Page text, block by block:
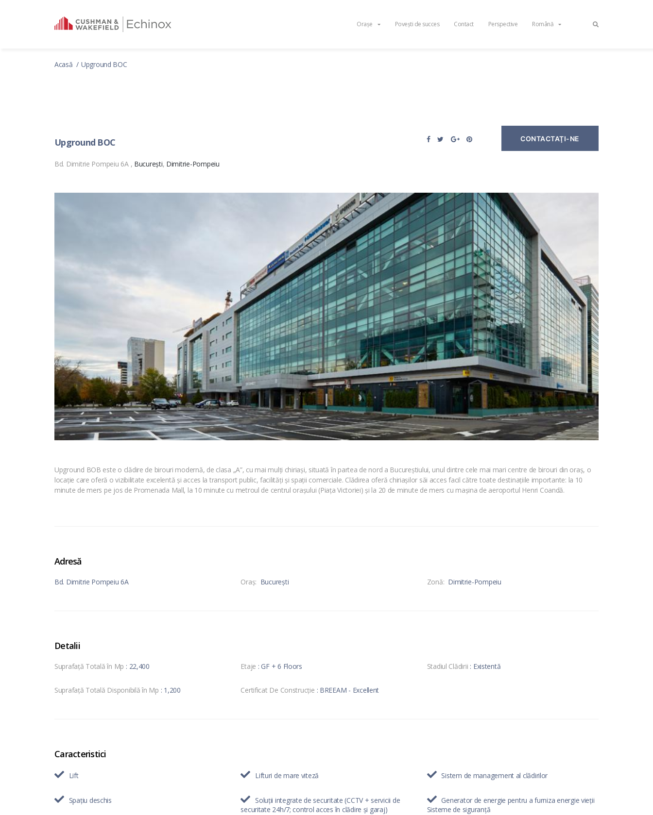
Orașe Povești de succes Contact Perspective Română
Acasă Upground BOC
Upground BOC
Bd. Dimitrie Pompeiu 6A , București, Dimitrie-Pompeiu
CONTACTAŢI-NE
Upground BOB este o clădire de birouri modernă, de clasa „A”, cu mai mulți chiriași, situată în partea de nord a Bucureștiului, unul dintre cele mai mari centre de birouri din oraș, o
locație care oferă o vizibilitate excelentă și acces la transport public, facilități și spații comerciale. Clădirea oferă chiriașilor săi acces facil către toate destinațiile importante: la 10
minute de mers pe jos de Promenada Mall, la 10 minute cu metroul de centrul orașului (Piața Victoriei) și la 20 de minute de mers cu mașina de aeroportul Henri Coandă.
Adresă
Bd. Dimitrie Pompeiu 6A Oraş: București Zonă: Dimitrie-Pompeiu
Detalii
Suprafață Totală în Mp : 22,400 Etaje : GF + 6 Floors Stadiul Clădirii : Existentă
Suprafață Totală Disponibilă în Mp : 1,200 Certificat De Construcție : BREEAM - Excellent
Caracteristici
Lift Lifturi de mare viteză Sistem de management al clădirilor
Spațiu deschis
Soluții integrate de securitate (CCTV + servicii de
securitate 24h/7; control acces în clădire și garaj)
Generator de energie pentru a furniza energie vieții
Sisteme de siguranță